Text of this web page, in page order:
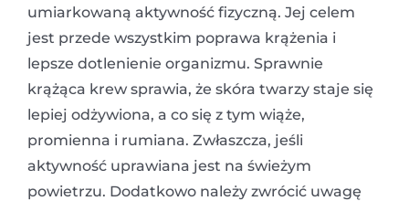
umiarkowaną aktywność fizyczną. Jej celem
jest przede wszystkim poprawa krążenia i
lepsze dotlenienie organizmu. Sprawnie
krążąca krew sprawia, że skóra twarzy staje się
lepiej odżywiona, a co się z tym wiąże,
promienna i rumiana. Zwłaszcza, jeśli
aktywność uprawiana jest na świeżym
powietrzu. Dodatkowo należy zwrócić uwagę